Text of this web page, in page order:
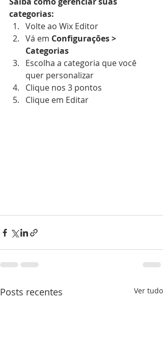
categorias:
Volte ao Wix Editor
Vá em Configurações >
Categorias
Escolha a categoria que você
quer personalizar
Clique nos 3 pontos
Clique em Editar
Posts recentes Ver tudo